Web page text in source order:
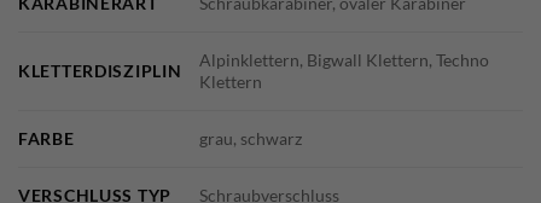
KLETTERDISZIPLIN
Alpinklettern, Bigwall Klettern, Techno
Klettern
FARBE grau, schwarz
VERSCHLUSS TYP Schraubverschluss